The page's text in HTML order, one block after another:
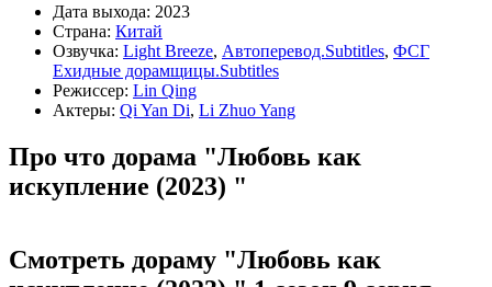
Дата выхода: 2023
Страна: Китай
Озвучка: Light Breeze, Автоперевод.Subtitles, ФСГ
Ехидные дорамщицы.Subtitles
Режиссер: Lin Qing
Актеры: Qi Yan Di, Li Zhuo Yang
Про что дорама "Любовь как
искупление (2023) "
Смотреть дораму "Любовь как